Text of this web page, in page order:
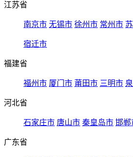
江苏省
南京市 无锡市 徐州市 常州市
宿迁市
福建省
福州市 厦门市 莆田市 三明市
河北省
石家庄市 唐山市 秦皇岛市 邯郸
广东省